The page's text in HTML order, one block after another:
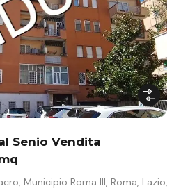
Senio Vendita
Municipio Roma III, Roma, Lazio,